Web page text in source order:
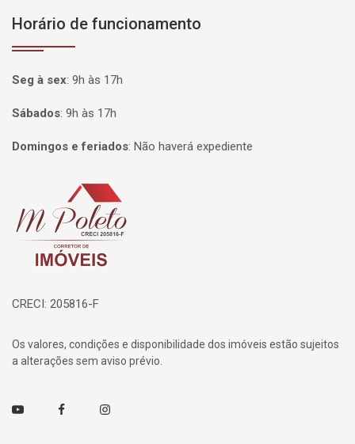
Horário de funcionamento
Seg à sex: 9h às 17h
Sábados: 9h às 17h
Domingos e feriados: Não haverá expediente
Página inicial
CRECI: 205816-F
Os valores, condições e disponibilidade dos imóveis estão sujeitos
a alterações sem aviso prévio.
Youtube FacebookInstagram